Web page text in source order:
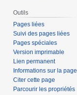
Outils
Pages liées
Suivi des pages liées
Pages spéciales
Version imprimable
Lien permanent
Informations sur la page
Citer cette page
Parcourir les propriétés